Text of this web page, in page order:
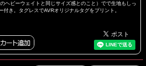
ヘビーウェイトと同じサイズ感とのこと）でで生地もしっ
き。タグレスでAVRオリジナルタグをプリント。